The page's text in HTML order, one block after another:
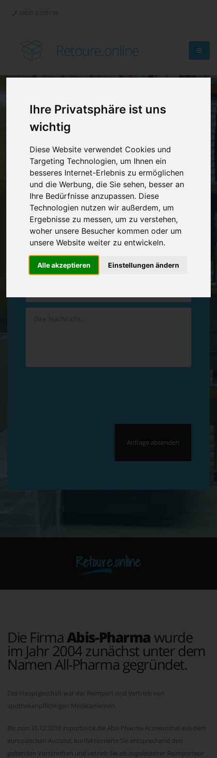
Ihre Privatsphäre ist uns
wichtig
Diese Website verwendet Cookies und
Targeting Technologien, um Ihnen ein
besseres Internet-Erlebnis zu ermöglichen
und die Werbung, die Sie sehen, besser an
Ihre Bedürfnisse anzupassen. Diese
Technologien nutzen wir außerdem, um
Ergebnisse zu messen, um zu verstehen,
woher unsere Besucher kommen oder um
unsere Website weiter zu entwickeln.
Alle akzeptieren Einstellungen ändern
Retoure.online
Retouren-
Management?
Vereinbaren Sie einenRückruf
Hinterlassen Sie uns gern eine persönliche Nachricht.
Retoure.online
Die Firma Abis-Pharma wurde
im Jahr 2004 zunächst unter dem
Namen All-Pharma gegründet.
Das Hauptgeschäft war der Reimport und Vertrieb von
apothekenpflichtigen Medikamenten.
Bis zum 31.12.2018 importierte die Abis Pharma Arzneimittel aus dem
europäischen Ausland, konfektionierte Sie entsprechend den
geltenden Vorschriften und vetrieb Sie als zugelassener Reimporteur